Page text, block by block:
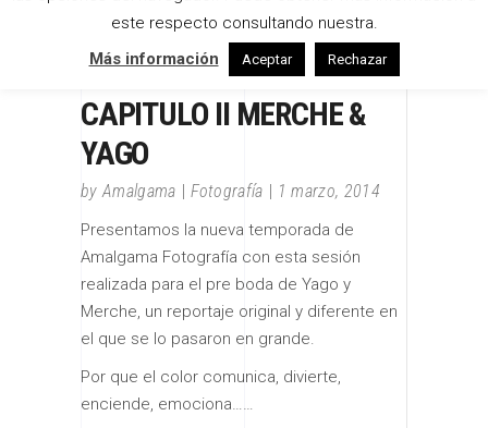
CAPITULO II MERCHE &
YAGO
byAmalgama Fotografía 1 marzo, 2014
Presentamos la nueva temporada de
Amalgama Fotografía con esta sesión
realizada para el pre boda de Yago y
Merche, un reportaje original y diferente en
el que se lo pasaron en grande.
Por que el color comunica, divierte,
enciende, emociona……
este respecto consultando nuestra.
Más información
Aceptar Rechazar